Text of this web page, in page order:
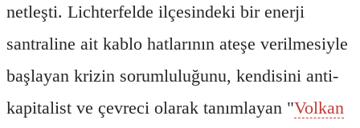
netleşti. Lichterfelde ilçesindeki bir enerji
santraline ait kablo hatlarının ateşe verilmesiyle
başlayan krizin sorumluluğunu, kendisini anti-
kapitalist ve çevreci olarak tanımlayan "Volkan